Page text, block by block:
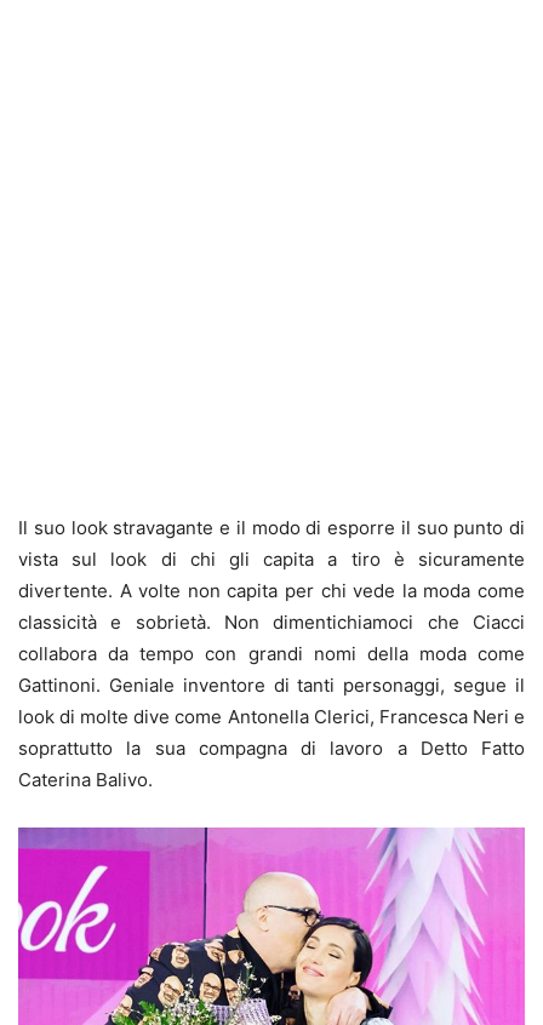
Il suo look stravagante e il modo di esporre il suo punto di
vista sul look di chi gli capita a tiro è sicuramente
divertente. A volte non capita per chi vede la moda come
classicità e sobrietà. Non dimentichiamoci che Ciacci
collabora da tempo con grandi nomi della moda come
Gattinoni. Geniale inventore di tanti personaggi, segue il
look di molte dive come Antonella Clerici, Francesca Neri e
soprattutto la sua compagna di lavoro a Detto Fatto
Caterina Balivo.